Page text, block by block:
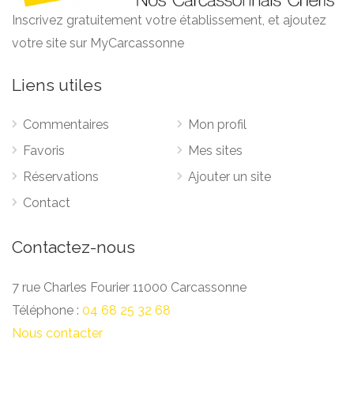
Inscrivez gratuitement votre établissement, et ajoutez
votre site sur MyCarcassonne
Liens utiles
Commentaires
Favoris
Réservations
Contact
Mon profil
Mes sites
Ajouter un site
Contactez-nous
7 rue Charles Fourier 11000 Carcassonne
Téléphone : 04 68 25 32 68
Nous contacter